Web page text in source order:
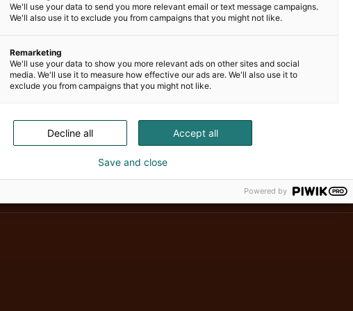
Vene Båt Helsingin
We'll use your data to send you more relevant email or text message campaigns.
We'll also use it to exclude you from campaigns that you might not like.
Remarketing
We'll use your data to show you more relevant ads on other sites and social
media. We'll use it to measure how effective our ads are. We'll also use it to
exclude you from campaigns that you might not like.
Accept all
Decline all
Save and close
Powered by